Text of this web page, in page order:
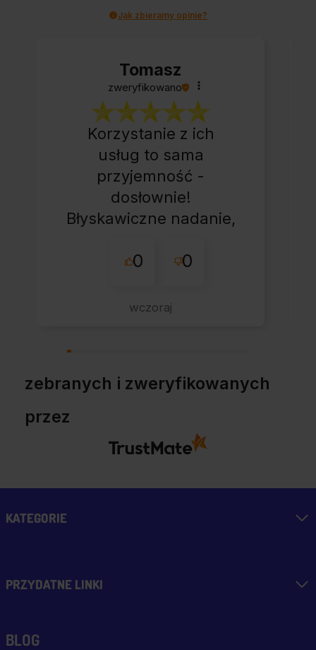
Jak zbieramy opinie?
Tomasz
zweryfikowano
Korzystanie z ich
usług to sama
przyjemność -
dosłownie!
Błyskawiczne nadanie,
starannie
dodatkiem:-) Jakim?
0 0
wczoraj
zebranych i zweryfikowanych
przez
KATEGORIE
PRZYDATNE LINKI
BLOG